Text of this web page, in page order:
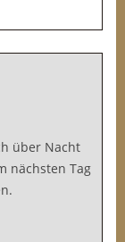
über Nacht
nächsten Tag